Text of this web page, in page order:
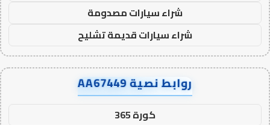
شراء سيارات مصدومة
شراء سيارات قديمة تشليح
روابط نصية AA67449
كورة 365